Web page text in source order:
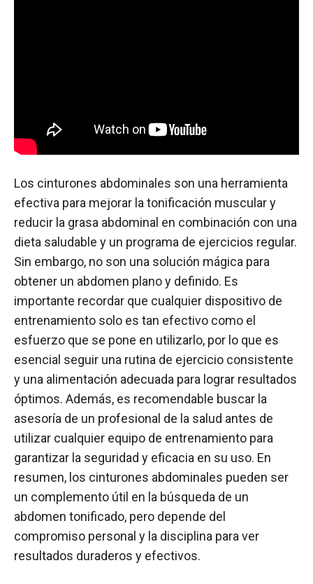
Los cinturones abdominales son una herramienta
efectiva para mejorar la tonificación muscular y
reducir la grasa abdominal en combinación con una
dieta saludable y un programa de ejercicios regular.
Sin embargo, no son una solución mágica para
obtener un abdomen plano y definido. Es
importante recordar que cualquier dispositivo de
entrenamiento solo es tan efectivo como el
esfuerzo que se pone en utilizarlo, por lo que es
esencial seguir una rutina de ejercicio consistente
y una alimentación adecuada para lograr resultados
óptimos. Además, es recomendable buscar la
asesoría de un profesional de la salud antes de
utilizar cualquier equipo de entrenamiento para
garantizar la seguridad y eficacia en su uso. En
resumen, los cinturones abdominales pueden ser
un complemento útil en la búsqueda de un
abdomen tonificado, pero depende del
compromiso personal y la disciplina para ver
resultados duraderos y efectivos.